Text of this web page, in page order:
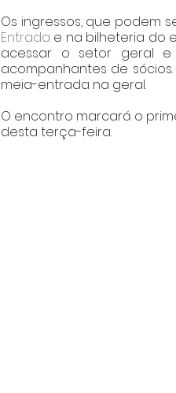
Os ingressos, que podem
Entrada e na bilheteria do
acessar o setor geral e
acompanhantes de
meia-entrada na geral.
O encontro marcará o
desta terça-feira.